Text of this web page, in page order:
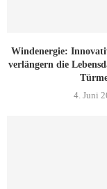
Windenergie:
verlängern die
4. Juni